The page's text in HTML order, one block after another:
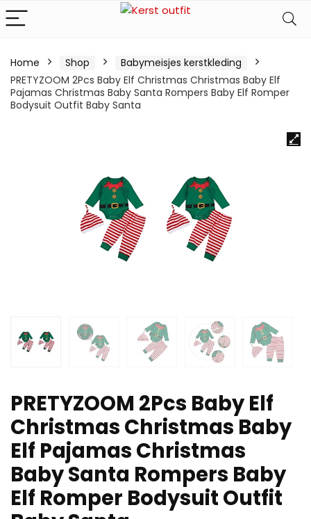
Home Shop
Babymeisjes kerstkleding
PRETYZOOM 2Pcs Baby Elf Christmas Christmas Baby Elf
Pajamas Christmas Baby Santa Rompers Baby Elf Romper
Bodysuit Outfit Baby Santa
PRETYZOOM 2Pcs Baby Elf
Christmas Christmas Baby
Elf Pajamas Christmas
Baby Santa Rompers Baby
Elf Romper Bodysuit Outfit